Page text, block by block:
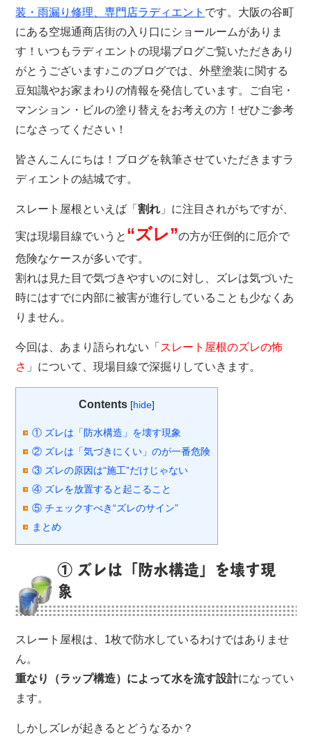
装・雨漏り修理、専門店ラディエント です。大阪の谷町
にある空堀通商店街の入り口にショールームがありま
す！いつもラディエントの現場ブログご覧いただきあり
がとうございます♪このブログでは、外壁塗装に関する
豆知識やお家まわりの情報を発信しています。ご自宅・
マンション・ビルの塗り替えをお考えの方！ぜひご参考
になさってください！
皆さんこんにちは！ブログを執筆させていただきますラ
ディエントの結城です。
スレート屋根といえば「割れ 」に注目されがちですが、
実は現場目線でいうと “ズレ”の方が圧倒的に厄介で
危険なケースが多いです。
割れは見た目で気づきやすいのに対し、ズレは気づいた
時にはすでに内部に被害が進行していることも少なくあ
りません。
今回は、あまり語られない「 スレート屋根のズレの怖
さ 」について、現場目線で深掘りしていきます。
Contents [hide]
① ズレは「防水構造」を壊す現象
② ズレは「気づきにくい」のが一番危険
③ ズレの原因は“施工”だけじゃない
④ ズレを放置すると起こること
⑤ チェックすべき“ズレのサイン”
まとめ
① ズレは「防水構造」を壊す現
象
スレート屋根は、1枚で防水しているわけではありませ
ん。
重なり（ラップ構造）によって水を流す設計になってい
ます。
しかしズレが起きるとどうなるか？